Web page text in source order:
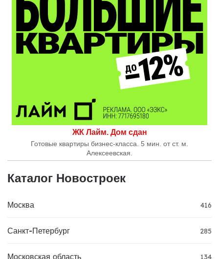
ЖК Лайм. Дом сдан
Готовые квартиры бизнес-класса. 5 мин. от ст. м.
Алексеевская.
Каталог Новостроек
Москва 416
Санкт-Петербург 285
Московская область 134